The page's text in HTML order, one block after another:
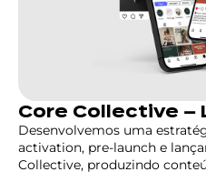
Core Collective –
Desenvolvemos uma
activation, pre-launch e
Collective, produzindo